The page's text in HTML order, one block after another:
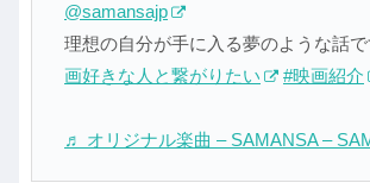
@samansajp
理想の自分が手に入る夢のような話
画好きな人と繋がりたい
#映画紹介
♬ オリジナル楽曲 – SAMANSA –